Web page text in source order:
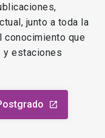
junto a toda la
conocimiento que
y estaciones
launch